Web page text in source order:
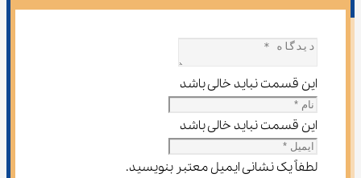
این قسمت نباید خالی باشد
این قسمت نباید خالی باشد
لطفاً یک نشانی ایمیل معتبر بنویسید.